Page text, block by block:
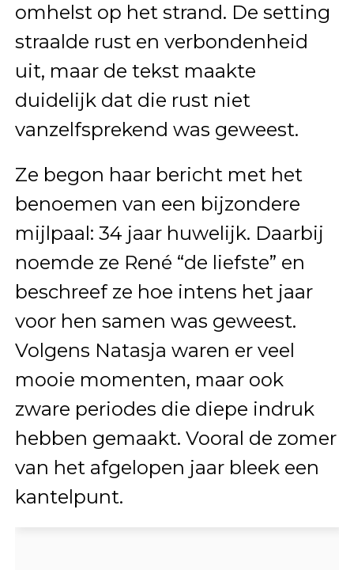
omhelst op het strand. De setting
straalde rust en verbondenheid
uit, maar de tekst maakte
duidelijk dat die rust niet
vanzelfsprekend was geweest.
Ze begon haar bericht met het
benoemen van een bijzondere
mijlpaal: 34 jaar huwelijk. Daarbij
noemde ze René “de liefste” en
beschreef ze hoe intens het jaar
voor hen samen was geweest.
Volgens Natasja waren er veel
mooie momenten, maar ook
zware periodes die diepe indruk
hebben gemaakt. Vooral de zomer
van het afgelopen jaar bleek een
kantelpunt.